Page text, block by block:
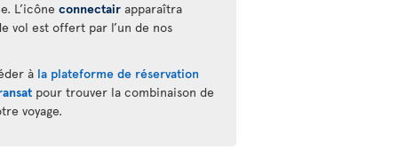
L’icône connectairapparaîtra
vol est offert par l’un de nos
à la plateforme de réservation
pour trouver la combinaison de
voyage.